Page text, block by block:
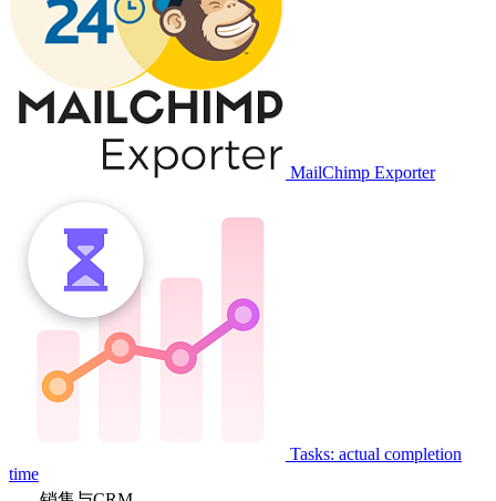
MailChimp Exporter
Tasks: actual completion
time